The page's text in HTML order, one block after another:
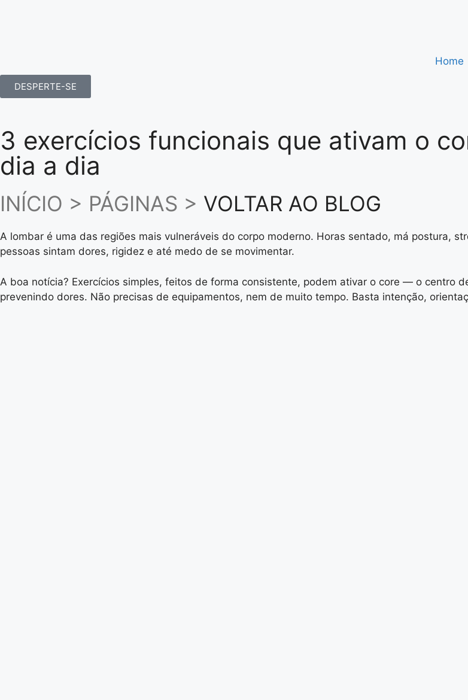
Home
DESPERTE-SE
3 exercícios funcionais que ativam o
dia a dia
INÍCIO > PÁGINAS > VOLTAR AO BLOG
A lombar é uma das regiões mais vulneráveis do corpo moderno. Horas sentado, má postura,
pessoas sintam dores, rigidez e até medo de se movimentar.
A boa notícia? Exercícios simples, feitos de forma consistente, podem ativar o core — o centro
prevenindo dores. Não precisas de equipamentos, nem de muito tempo. Basta intenção,